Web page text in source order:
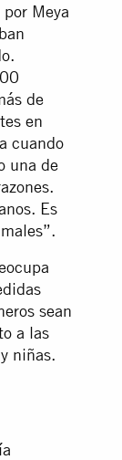
Meya
de
en
cuando
una de
Es
sean
a las
niñas.